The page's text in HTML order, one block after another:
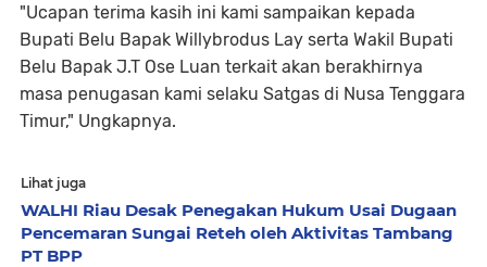
"Ucapan terima kasih ini kami sampaikan kepada
Bupati Belu Bapak Willybrodus Lay serta Wakil Bupati
Belu Bapak J.T Ose Luan terkait akan berakhirnya
masa penugasan kami selaku Satgas di Nusa Tenggara
Timur," Ungkapnya.
Lihat juga
WALHI Riau Desak Penegakan Hukum Usai Dugaan
Pencemaran Sungai Reteh oleh Aktivitas Tambang
PT BPP